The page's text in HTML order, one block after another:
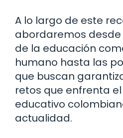
A lo largo de este
abordaremos
de la educación
humano hasta las
que buscan
retos que enfrenta
educativo
actualidad.